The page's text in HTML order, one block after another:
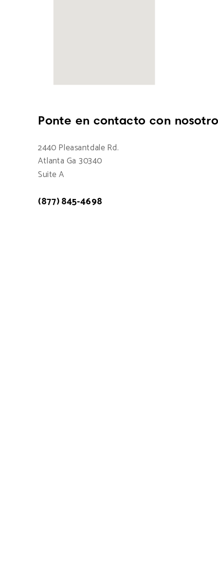
Ponte en contacto con
2440 Pleasantdale Rd.
Atlanta Ga 30340
Suite A
(877) 845-4698